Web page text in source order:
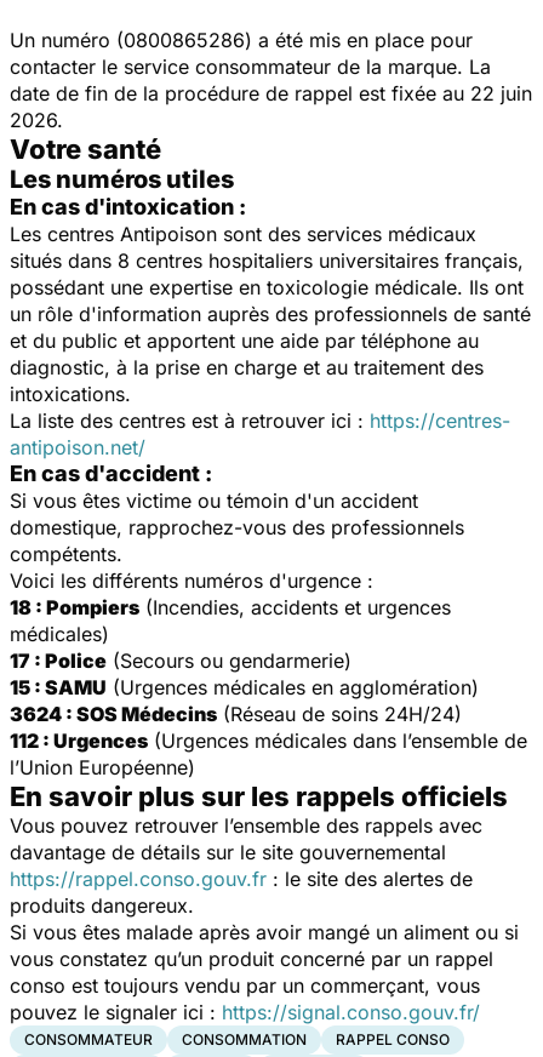
Un numéro (0800865286) a été mis en place pour
contacter le service consommateur de la marque. La
date de fin de la procédure de rappel est fixée au 22 juin
2026.
Votre santé
Les numéros utiles
En cas d'intoxication :
Les centres Antipoison sont des services médicaux
situés dans 8 centres hospitaliers universitaires français,
possédant une expertise en toxicologie médicale. Ils ont
un rôle d'information auprès des professionnels de santé
et du public et apportent une aide par téléphone au
diagnostic, à la prise en charge et au traitement des
intoxications.
La liste des centres est à retrouver ici : https://centres-
antipoison.net/
En cas d'accident :
Si vous êtes victime ou témoin d'un accident
domestique, rapprochez-vous des professionnels
compétents.
Voici les différents numéros d'urgence :
18 : Pompiers (Incendies, accidents et urgences
médicales)
17 : Police (Secours ou gendarmerie)
15 : SAMU (Urgences médicales en agglomération)
3624 : SOS Médecins (Réseau de soins 24H/24)
112 : Urgences (Urgences médicales dans l’ensemble de
l’Union Européenne)
En savoir plus sur les rappels officiels
Vous pouvez retrouver l’ensemble des rappels avec
davantage de détails sur le site gouvernemental
https://rappel.conso.gouv.fr : le site des alertes de
produits dangereux.
Si vous êtes malade après avoir mangé un aliment ou si
vous constatez qu’un produit concerné par un rappel
conso est toujours vendu par un commerçant, vous
pouvez le signaler ici : https://signal.conso.gouv.fr/
CONSOMMATEUR CONSOMMATION RAPPEL CONSO